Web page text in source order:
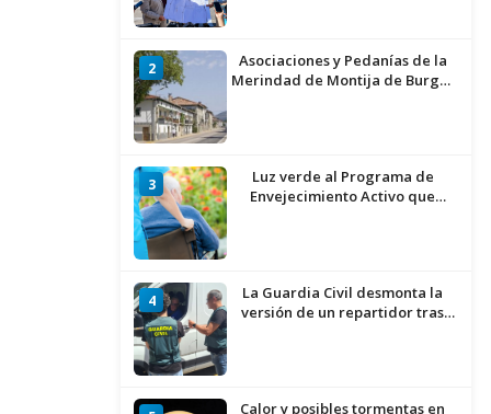
2
Asociaciones y Pedanías de la
Merindad de Montija de Burgos
3
Luz verde al Programa de
Envejecimiento Activo que
4
La Guardia Civil desmonta la
versión de un repartidor tras
Calor y posibles tormentas en